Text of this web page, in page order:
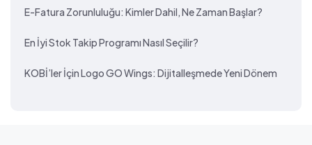
E-Fatura Zorunluluğu: Kimler Dahil, Ne Zaman Başlar?
En İyi Stok Takip Programı Nasıl Seçilir?
KOBİ’ler İçin Logo GO Wings: Dijitalleşmede Yeni Dönem